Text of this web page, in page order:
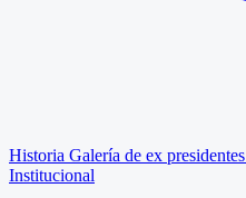
Historia Galería de ex presidentes
Institucional